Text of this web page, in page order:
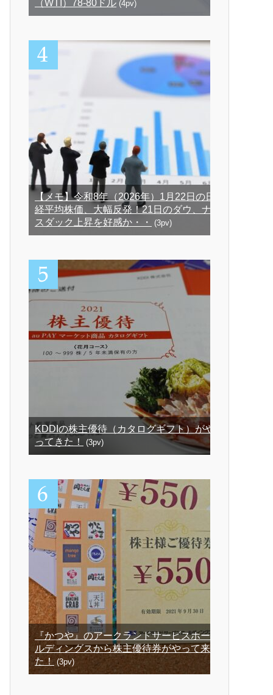
（WTI）78-80ドル (4pv)
【メモ】令和8年（2026年）1月22日の日
経平均株価、大幅反発！21日のダウ、ナ
スダック上昇を好感か・・
(3pv)
KDDIの株主優待（カタログギフト）がや
ってきた！
(3pv)
『かつや』のアークランドサービスホー
ルディングスから株主優待券がやって来
た！ (3pv)